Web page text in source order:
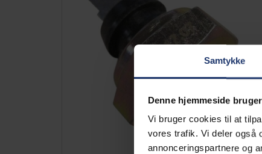
Samtykke
Denne hjemmeside
Vi bruger cookies til at
vores trafik. Vi deler også
annonceringspartnere og